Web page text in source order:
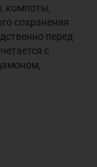
компоты,
сохранения
перед
с